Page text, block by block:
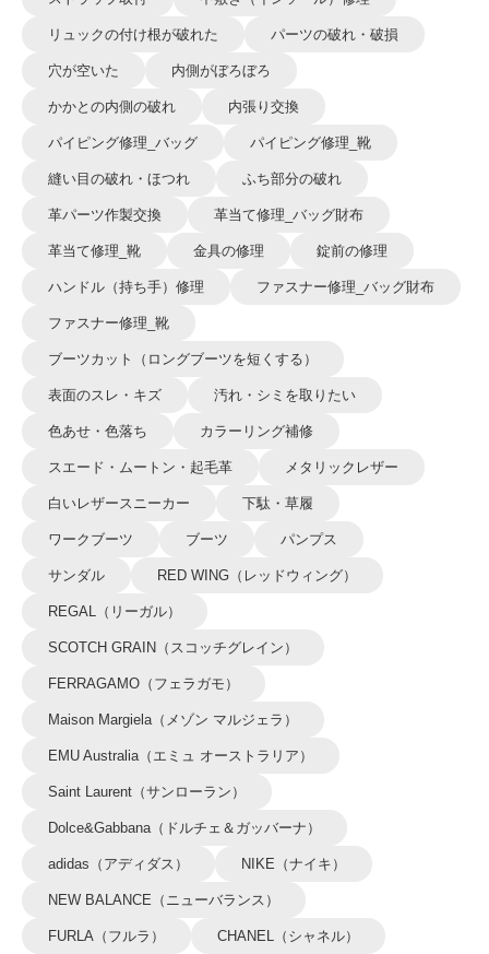
リュックの付け根が破れた パーツの破れ・破損
穴が空いた 内側がぼろぼろ
かかとの内側の破れ 内張り交換
パイピング修理_バッグ パイピング修理_靴
縫い目の破れ・ほつれ ふち部分の破れ
革パーツ作製交換 革当て修理_バッグ財布
革当て修理_靴 金具の修理 錠前の修理
ハンドル（持ち手）修理 ファスナー修理_バッグ財布
ファスナー修理_靴
ブーツカット（ロングブーツを短くする）
表面のスレ・キズ 汚れ・シミを取りたい
色あせ・色落ち カラーリング補修
スエード・ムートン・起毛革 メタリックレザー
白いレザースニーカー 下駄・草履
ワークブーツ ブーツ パンプス
サンダル RED WING（レッドウィング）
REGAL（リーガル）
SCOTCH GRAIN（スコッチグレイン）
FERRAGAMO（フェラガモ）
Maison Margiela（メゾン マルジェラ）
EMU Australia（エミュ オーストラリア）
Saint Laurent（サンローラン）
Dolce&Gabbana（ドルチェ＆ガッバーナ）
adidas（アディダス） NIKE（ナイキ）
NEW BALANCE（ニューバランス）
FURLA（フルラ） CHANEL（シャネル）